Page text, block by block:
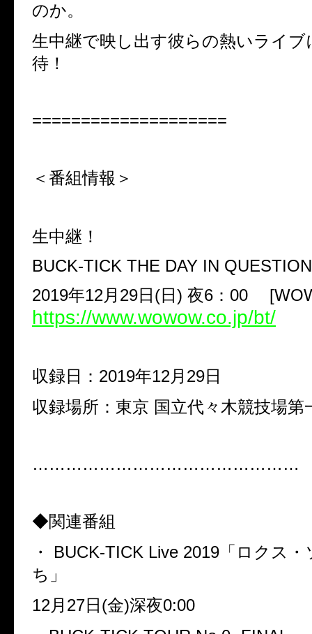
のか。
生中継で映し出す彼らの熱いライブ
待！
====================
＜番組情報＞
生中継！
BUCK-TICK THE DAY IN
2019年12月29日(日) 夜6：00
https://www.wowow.co.jp/bt/
収録日：2019年12月29日
収録場所：東京 国立代々木競技場第
…………………………………………
◆関連番組
・ BUCK-TICK Live 2019「ロクス
ち」
12月27日(金)深夜0:00